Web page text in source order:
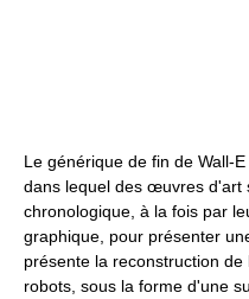
Le générique de fin de Wall-
dans lequel des œuvres d'art
chronologique, à la fois par
graphique, pour présenter
présente la reconstruction
robots, sous la forme d'une